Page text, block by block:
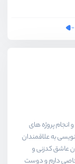
و انجام پروژه های
به علاقمندان
عاشق کدزنی و
دارم و دوست